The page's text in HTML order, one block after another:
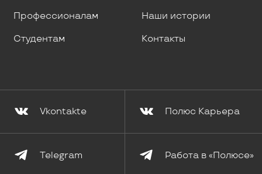
Профессионалам Наши истории
Студентам Контакты
Vkontakte Полюс Карьера
Telegram Работа в «Полюсе»